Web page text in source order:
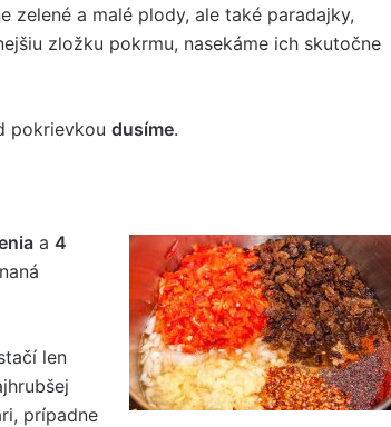
zelené a malé plody, ale také paradajky,
zložku pokrmu, nasekáme ich skutočne
pokrievkou dusíme.
a 4
len
prípadne